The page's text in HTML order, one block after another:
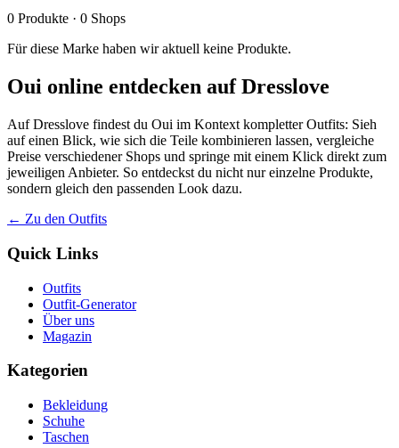
0 Produkte · 0 Shops
Für diese Marke haben wir aktuell keine Produkte.
Oui online entdecken auf Dresslove
Auf Dresslove findest du Oui im Kontext kompletter Outfits: Sieh
auf einen Blick, wie sich die Teile kombinieren lassen, vergleiche
Preise verschiedener Shops und springe mit einem Klick direkt zum
jeweiligen Anbieter. So entdeckst du nicht nur einzelne Produkte,
sondern gleich den passenden Look dazu.
← Zu den Outfits
Quick Links
Outfits
Outfit-Generator
Über uns
Magazin
Kategorien
Bekleidung
Schuhe
Taschen